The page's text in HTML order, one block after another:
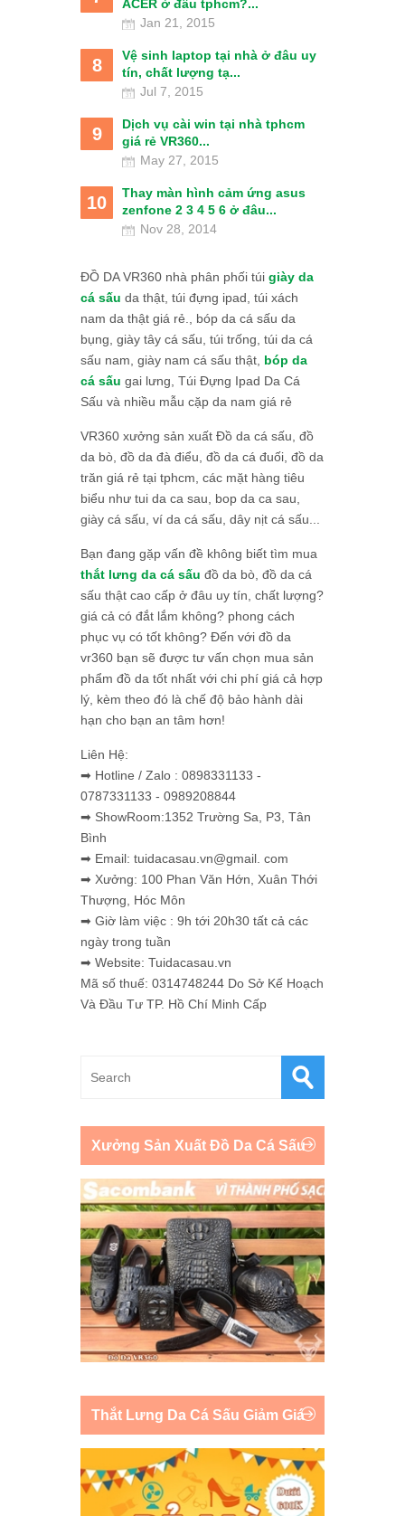
ACER ở đâu tphcm?...
Jan 21, 2015
8
Vệ sinh laptop tại nhà ở đâu uy
tín, chất lượng tạ...
Jul 7, 2015
9
Dịch vụ cài win tại nhà tphcm
giá rẻ VR360...
May 27, 2015
10
Thay màn hình cảm ứng asus
zenfone 2 3 4 5 6 ở đâu...
Nov 28, 2014
ĐỒ DA VR360 nhà phân phối túi giày da
cá sấu da thật, túi đựng ipad, túi xách
nam da thật giá rẻ., bóp da cá sấu da
bụng, giày tây cá sấu, túi trống, túi da cá
sấu nam, giày nam cá sấu thật, bóp da
cá sấu gai lưng, Túi Đựng Ipad Da Cá
Sấu và nhiều mẫu cặp da nam giá rẻ
VR360 xưởng sản xuất Đồ da cá sấu, đồ
da bò, đồ da đà điểu, đồ da cá đuối, đồ da
trăn giá rẻ tại tphcm, các mặt hàng tiêu
biểu như tui da ca sau, bop da ca sau,
giày cá sấu, ví da cá sấu, dây nịt cá sấu...
Bạn đang gặp vấn đề không biết tìm mua
thắt lưng da cá sấu đồ da bò, đồ da cá
sấu thật cao cấp ở đâu uy tín, chất lượng?
giá cả có đắt lắm không? phong cách
phục vụ có tốt không? Đến với đồ da
vr360 bạn sẽ được tư vấn chọn mua sản
phẩm đồ da tốt nhất với chi phí giá cả hợp
lý, kèm theo đó là chế độ bảo hành dài
hạn cho bạn an tâm hơn!
Liên Hệ:
➡ Hotline / Zalo : 0898331133 -
0787331133 - 0989208844
➡ ShowRoom:1352 Trường Sa, P3, Tân
Bình
➡ Email: tuidacasau.vn@gmail. com
➡ Xưởng: 100 Phan Văn Hớn, Xuân Thới
Thượng, Hóc Môn
➡ Giờ làm việc : 9h tới 20h30 tất cả các
ngày trong tuần
➡ Website: Tuidacasau.vn
Mã số thuế: 0314748244 Do Sở Kế Hoạch
Và Đầu Tư TP. Hồ Chí Minh Cấp
Xưởng Sản Xuất Đồ Da Cá Sấu
Thắt Lưng Da Cá Sấu Giảm Giá